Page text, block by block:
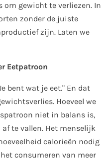
om gewicht te verliezen. In
zonder de juiste
zijn. Laten we
Eetpatroon
bent wat je eet." En dat
Hoeveel we
niet in balans is,
te vallen. Het menselijk
calorieën nodig
consumeren van meer